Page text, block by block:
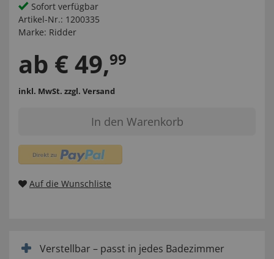
Sofort verfügbar
Artikel-Nr.: 1200335
Marke: Ridder
ab €49,99
inkl. MwSt. zzgl. Versand
In den Warenkorb
Auf die Wunschliste
Verstellbar – passt in jedes Badezimmer